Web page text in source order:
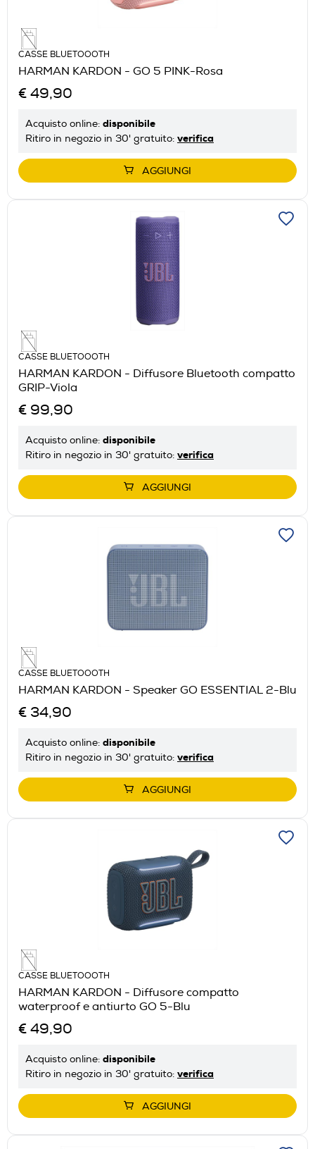
CASSE BLUETOOOTH
HARMAN KARDON - GO 5 PINK-Rosa
€ 49,90
Acquisto online: disponibile
Ritiro in negozio in 30' gratuito: verifica
AGGIUNGI
CASSE BLUETOOOTH
HARMAN KARDON - Diffusore Bluetooth compatto
GRIP-Viola
€ 99,90
Acquisto online: disponibile
Ritiro in negozio in 30' gratuito: verifica
AGGIUNGI
CASSE BLUETOOOTH
HARMAN KARDON - Speaker GO ESSENTIAL 2-Blu
€ 34,90
Acquisto online: disponibile
Ritiro in negozio in 30' gratuito: verifica
AGGIUNGI
CASSE BLUETOOOTH
HARMAN KARDON - Diffusore compatto
waterproof e antiurto GO 5-Blu
€ 49,90
Acquisto online: disponibile
Ritiro in negozio in 30' gratuito: verifica
AGGIUNGI